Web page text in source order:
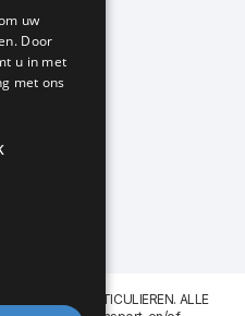
en PARTICULIEREN. ALLE
uw
Door
u in met
met ons